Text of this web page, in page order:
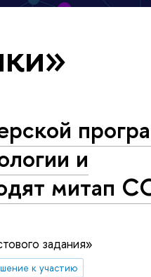
и
митап
задания»
к участию